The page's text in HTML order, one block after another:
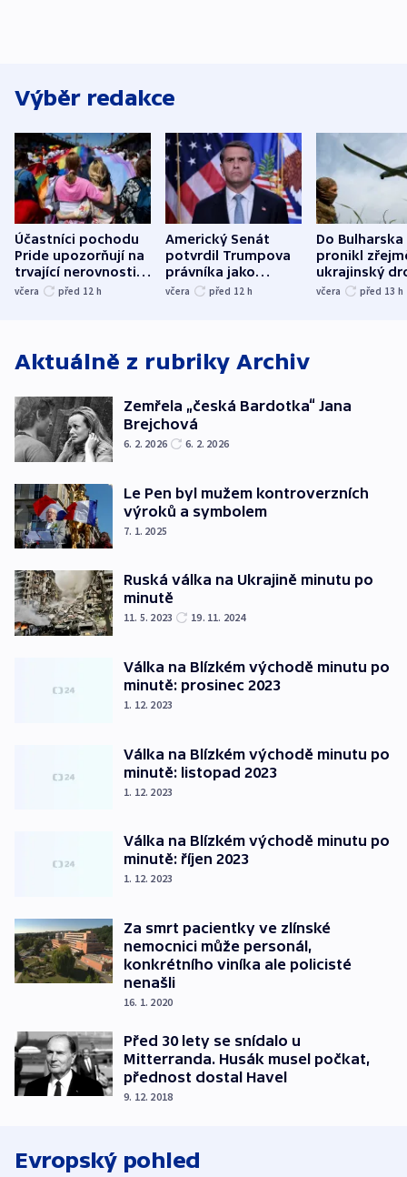
Výběr redakce
Účastníci pochodu
Pride upozorňují na
trvající nerovnosti i
společenskou
včera před 12 h
Americký Senát
potvrdil Trumpova
právníka jako
ministra
včera před 12 h
Do Bulharska
pronikl
ukrajinský
explodoval
včera před 13 h
Aktuálně z rubriky Archiv
Zemřela „česká Bardotka“ Jana
Brejchová
6. 2. 2026 6. 2. 2026
Le Pen byl mužem kontroverzních
výroků a symbolem
7. 1. 2025
Ruská válka na Ukrajině minutu po
minutě
11. 5. 2023 19. 11. 2024
Válka na Blízkém východě minutu po
minutě: prosinec 2023
1. 12. 2023
Válka na Blízkém východě minutu po
minutě: listopad 2023
1. 12. 2023
Válka na Blízkém východě minutu po
minutě: říjen 2023
1. 12. 2023
Za smrt pacientky ve zlínské
nemocnici může personál,
konkrétního viníka ale policisté
nenašli
16. 1. 2020
Před 30 lety se snídalo u
Mitterranda. Husák musel počkat,
přednost dostal Havel
9. 12. 2018
Evropský pohled